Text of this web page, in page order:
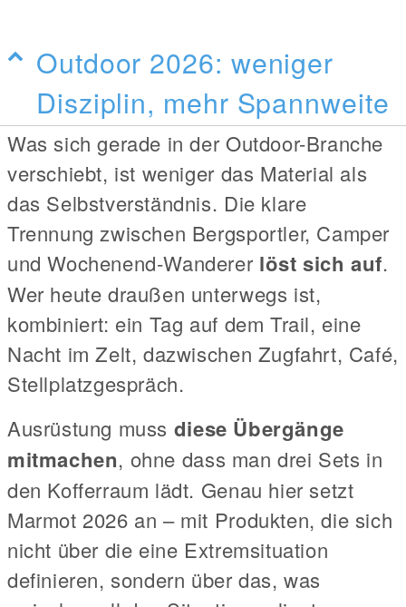
Outdoor 2026: weniger
Disziplin, mehr Spannweite
Was sich gerade in der Outdoor-Branche
verschiebt, ist weniger das Material als
das Selbstverständnis. Die klare
Trennung zwischen Bergsportler, Camper
und Wochenend-Wanderer löst sich auf.
Wer heute draußen unterwegs ist,
kombiniert: ein Tag auf dem Trail, eine
Nacht im Zelt, dazwischen Zugfahrt, Café,
Stellplatzgespräch.
Ausrüstung muss diese Übergänge
mitmachen, ohne dass man drei Sets in
den Kofferraum lädt. Genau hier setzt
Marmot 2026 an – mit Produkten, die sich
nicht über die eine Extremsituation
definieren, sondern über das, was